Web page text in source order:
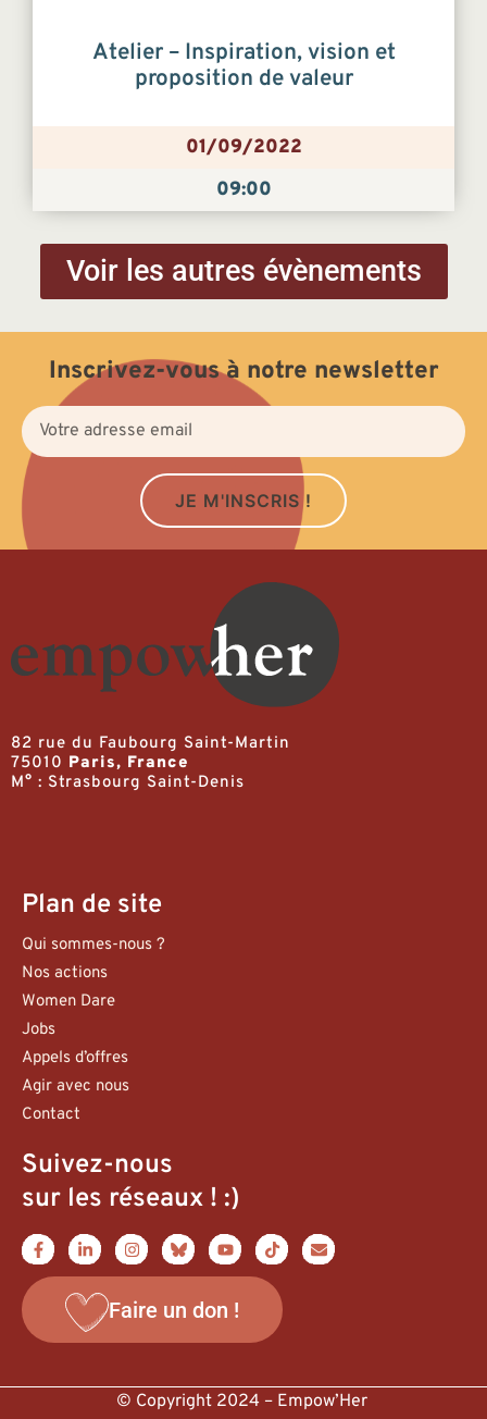
Atelier – Inspiration, vision et
proposition de valeur
01/09/2022
09:00
Voir les autres évènements
Inscrivez-vous à notre newsletter
JE M'INSCRIS !
82 rue du Faubourg Saint-Martin
75010 Paris, France
M° : Strasbourg Saint-Denis
Plan de site
Qui sommes-nous ?
Nos actions
Women Dare
Jobs
Appels d’offres
Agir avec nous
Contact
Suivez-nous
sur les réseaux ! :)
Faire un don !
© Copyright 2024 – Empow’Her